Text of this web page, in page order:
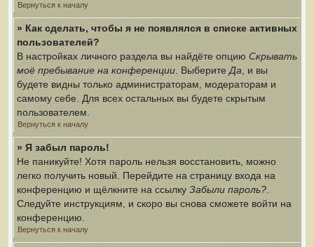
Вернуться к началу
» Как сделать, чтобы я не появлялся в списке активных
пользователей?
В настройках личного раздела вы найдёте опцию Скрывать
моё пребывание на конференции . Выберите Да , и вы
будете видны только администраторам, модераторам и
самому себе. Для всех остальных вы будете скрытым
пользователем.
Вернуться к началу
» Я забыл пароль!
Не паникуйте! Хотя пароль нельзя восстановить, можно
легко получить новый. Перейдите на страницу входа на
конференцию и щёлкните на ссылку Забыли пароль?
Следуйте инструкциям, и скоро вы снова сможете войти на
конференцию.
Вернуться к началу